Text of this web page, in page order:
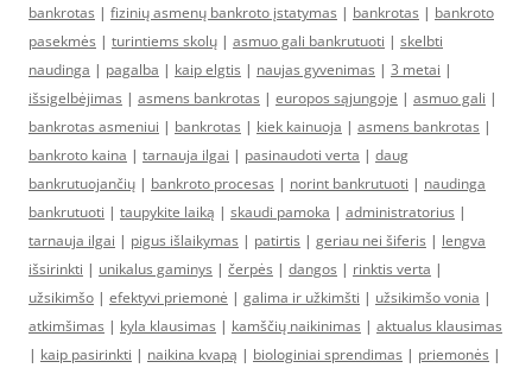
bankrotas | fizinių asmenų bankroto įstatymas | bankrotas | bankroto
pasekmės | turintiems skolų | asmuo gali bankrutuoti | skelbti
naudinga | pagalba | kaip elgtis | naujas gyvenimas | 3 metai |
išsigelbėjimas | asmens bankrotas | europos sąjungoje | asmuo gali |
bankrotas asmeniui | bankrotas | kiek kainuoja | asmens bankrotas |
bankroto kaina | tarnauja ilgai | pasinaudoti verta | daug
bankrutuojančių | bankroto procesas | norint bankrutuoti | naudinga
bankrutuoti | taupykite laiką | skaudi pamoka | administratorius |
tarnauja ilgai | pigus išlaikymas | patirtis | geriau nei šiferis | lengva
išsirinkti | unikalus gaminys | čerpės | dangos | rinktis verta |
užsikimšo | efektyvi priemonė | galima ir užkimšti | užsikimšo vonia |
atkimšimas | kyla klausimas | kamščių naikinimas | aktualus klausimas
| kaip pasirinkti | naikina kvapą | biologiniai sprendimas | priemonės |